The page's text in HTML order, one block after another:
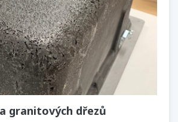
granitových dřezů